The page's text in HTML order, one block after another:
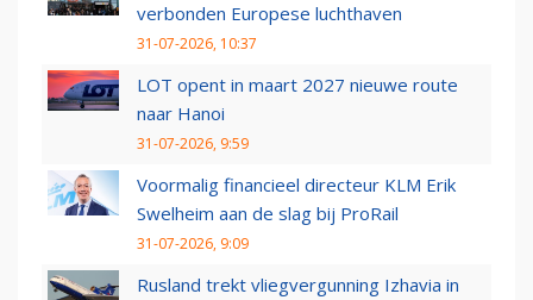
verbonden Europese luchthaven
31-07-2026, 10:37
LOT opent in maart 2027 nieuwe route
naar Hanoi
31-07-2026, 9:59
Voormalig financieel directeur KLM Erik
Swelheim aan de slag bij ProRail
31-07-2026, 9:09
Rusland trekt vliegvergunning Izhavia in